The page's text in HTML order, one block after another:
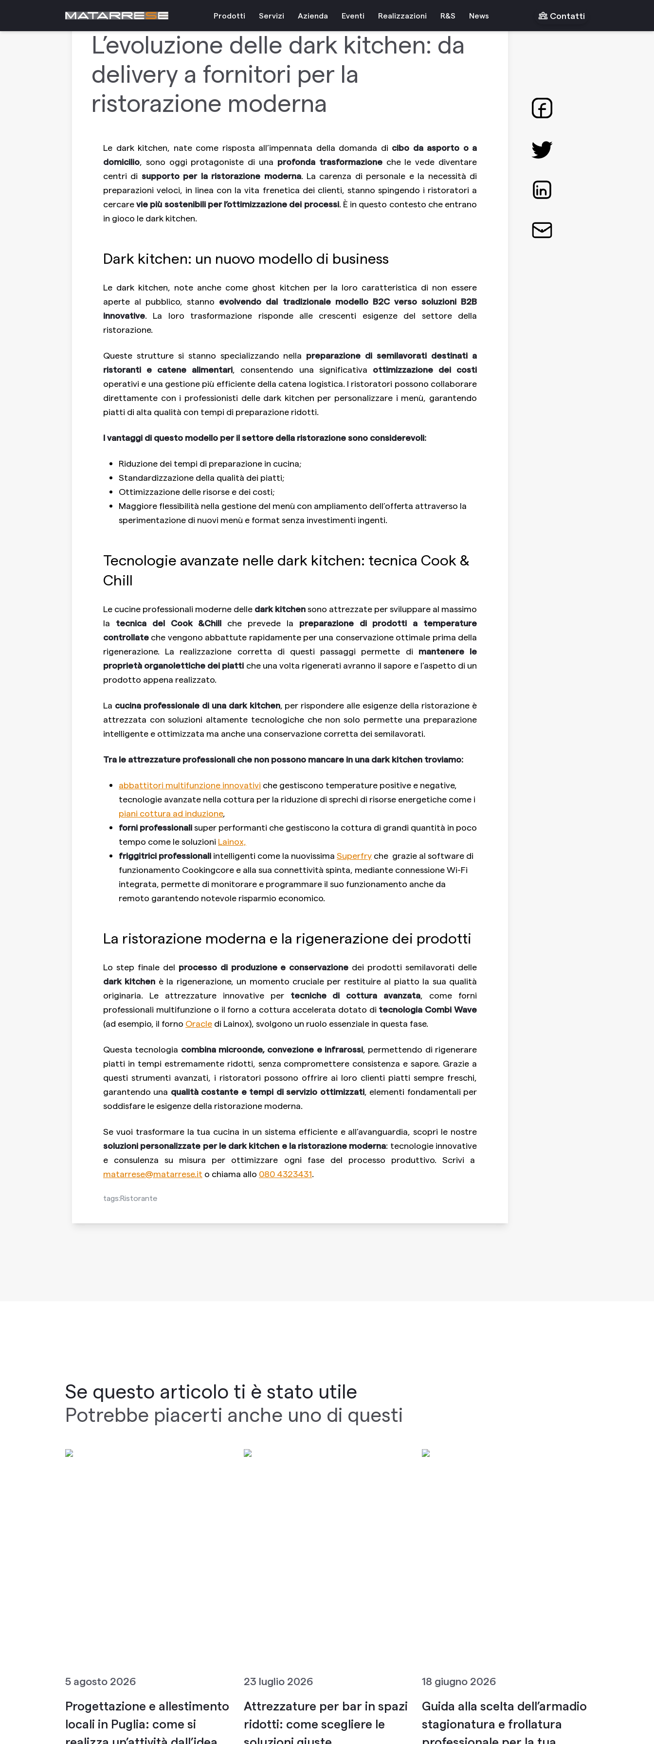
Prodotti Servizi Azienda Eventi Realizzazioni R&S News Contatti
ATTREZZATURA PROFESSIONALE 18 marzo 2025
L’evoluzione delle dark kitchen: da
delivery a fornitori per la
ristorazione moderna
Le dark kitchen, nate come risposta all’impennata della domanda di cibo da asporto o a
domicilio , sono oggi protagoniste di una profonda trasformazioneche le vede diventare
centri di supporto per la ristorazione moderna. La carenza di personale e la necessità di
preparazioni veloci, in linea con la vita frenetica dei clienti, stanno spingendo i ristoratori a
cercarevie più sostenibili per l’ottimizzazione dei processi. È in questo contesto che entrano
in gioco le dark kitchen.
Dark kitchen: un nuovo modello di business
Le dark kitchen, note anche come ghost kitchen per la loro caratteristica di non essere
aperte al pubblico, stanno evolvendo dal tradizionale modello B2C verso soluzioni B2B
innovative . La loro trasformazione risponde alle crescenti esigenze del settore della
ristorazione.
Queste strutture si stanno specializzando nella preparazione di semilavorati destinati a
ristoranti e catene alimentari , consentendo una significativa ottimizzazione dei costi
operativi e una gestione più efficiente della catena logistica. I ristoratori possono collaborare
direttamente con i professionisti delle dark kitchen per personalizzare i menù, garantendo
piatti di alta qualità con tempi di preparazione ridotti.
I vantaggi di questo modello per il settore della ristorazione sono considerevoli:
Riduzione dei tempi di preparazione in cucina;
Standardizzazione della qualità dei piatti;
Ottimizzazione delle risorse e dei costi;
Maggiore flessibilità nella gestione del menù con ampliamento dell’offerta attraverso la
sperimentazione di nuovi menù e format senza investimenti ingenti.
Tecnologie avanzate nelle dark kitchen: tecnica Cook &
Chill
Le cucine professionali moderne delle dark kitchensono attrezzate per sviluppare al massimo
la tecnica del Cook &Chill che prevede la preparazione di prodotti a temperature
controllate che vengono abbattute rapidamente per una conservazione ottimale prima della
rigenerazione. La realizzazione corretta di questi passaggi permette di mantenere le
proprietà organolettiche dei piatti che una volta rigenerati avranno il sapore e l’aspetto di un
prodotto appena realizzato.
La cucina professionale di una dark kitchen, per rispondere alle esigenze della ristorazione è
attrezzata con soluzioni altamente tecnologiche che non solo permette una preparazione
intelligente e ottimizzata ma anche una conservazione corretta dei semilavorati.
Tra le attrezzature professionali che non possono mancare in una dark kitchen troviamo:
abbattitori multifunzione innovativi che gestiscono temperature positive e negative,
tecnologie avanzate nella cottura per la riduzione di sprechi di risorse energetiche come i
piani cottura ad induzione,
forni professionalisuper performanti che gestiscono la cottura di grandi quantità in poco
tempo come le soluzioni Lainox,
friggitrici professionali intelligenti come la nuovissima Superfry che grazie al software di
funzionamento Cookingcore e alla sua connettività spinta, mediante connessione Wi-Fi
integrata, permette di monitorare e programmare il suo funzionamento anche da
remoto garantendo notevole risparmio economico.
La ristorazione moderna e la rigenerazione dei prodotti
Lo step finale del processo di produzione e conservazione dei prodotti semilavorati delle
dark kitchen è la rigenerazione, un momento cruciale per restituire al piatto la sua qualità
originaria. Le attrezzature innovative per tecniche di cottura avanzata , come forni
professionali multifunzione o il forno a cottura accelerata dotato di tecnologia Combi Wave
(ad esempio, il forno Oracle di Lainox), svolgono un ruolo essenziale in questa fase.
Questa tecnologia combina microonde, convezione e infrarossi , permettendo di rigenerare
piatti in tempi estremamente ridotti, senza compromettere consistenza e sapore. Grazie a
questi strumenti avanzati, i ristoratori possono offrire ai loro clienti piatti sempre freschi,
garantendo una qualità costante e tempi di servizio ottimizzati, elementi fondamentali per
soddisfare le esigenze della ristorazione moderna.
Se vuoi trasformare la tua cucina in un sistema efficiente e all’avanguardia, scopri le nostre
soluzioni personalizzate per le dark kitchen e la ristorazione moderna: tecnologie innovative
e consulenza su misura per ottimizzare ogni fase del processo produttivo. Scrivi a
matarrese@matarrese.it o chiama allo 080 4323431
tags:Ristorante
Se questo articolo ti è stato utile
Potrebbe piacerti anche uno di questi
5 agosto 2026
Progettazione e allestimento
locali in Puglia: come si
23 luglio 2026
Attrezzature per bar in spazi
ridotti: come scegliere le
18 giugno 2026
Guida alla scelta dell’armadio
stagionatura e frollatura